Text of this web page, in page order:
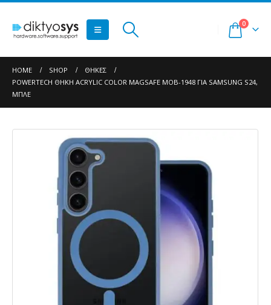
0
HOME SHOP
ΘΉΚΕΣ
POWERTECH ΘΉΚΗ ACRYLIC COLOR MAGSAFE MOB-1948 ΓΙΑ SAMSUNG S24,
ΜΠΛΕ